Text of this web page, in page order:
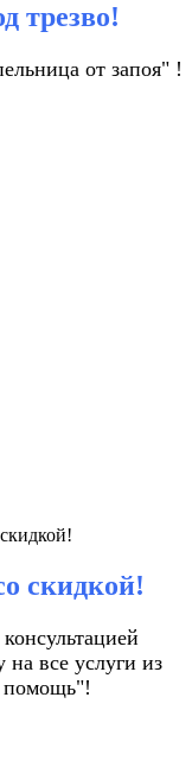
трезво!
от запоя" !
скидкой!
на все услуги из
помощь"!